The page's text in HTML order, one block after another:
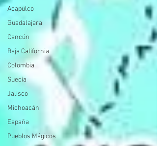
Acapulco
Guadalajara
Cancún
Baja California
Colombia
Suecia
Jalisco
Michoacán
España
Pueblos Mágicos